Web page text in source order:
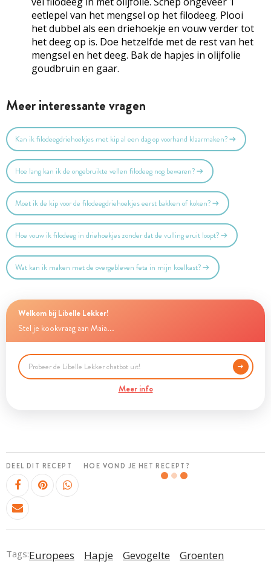
eetlepel van het mengsel op het filodeeg. Plooi
het dubbel als een driehoekje en vouw verder tot
het deeg op is. Doe hetzelfde met de rest van het
mengsel en het deeg. Bak de hapjes in olijfolie
goudbruin en gaar.
Meer interessante vragen
Kan ik filodeegdriehoekjes met kip al een dag op voorhand klaarmaken?
Hoe lang kan ik de ongebruikte vellen filodeeg nog bewaren?
Moet ik de kip voor de filodeegdriehoekjes eerst bakken of koken?
Hoe vouw ik filodeeg in driehoekjes zonder dat de vulling eruit loopt?
Wat kan ik maken met de overgebleven feta in mijn koelkast?
Welkom bij Libelle Lekker!
Stel je kookvraag aan Maia...
Meer info
DEEL DIT RECEPT HOE VOND JE HET RECEPT?
Tags:Europees Hapje Gevogelte Groenten